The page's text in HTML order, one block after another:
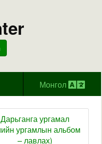
Монгол
Дарьганга ургамал
ургамлын альбом
– лавлах)